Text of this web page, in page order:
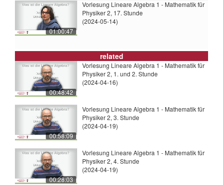
01:00:47
Vorlesung Lineare Algebra 1 - Mathematik für
Physiker 2, 17. Stunde
(2024-05-14)
related
00:48:42
Vorlesung Lineare Algebra 1 - Mathematik für
Physiker 2, 1. und 2. Stunde
(2024-04-16)
00:58:09
Vorlesung Lineare Algebra 1 - Mathematik für
Physiker 2, 3. Stunde
(2024-04-19)
00:28:03
Vorlesung Lineare Algebra 1 - Mathematik für
Physiker 2, 4. Stunde
(2024-04-19)